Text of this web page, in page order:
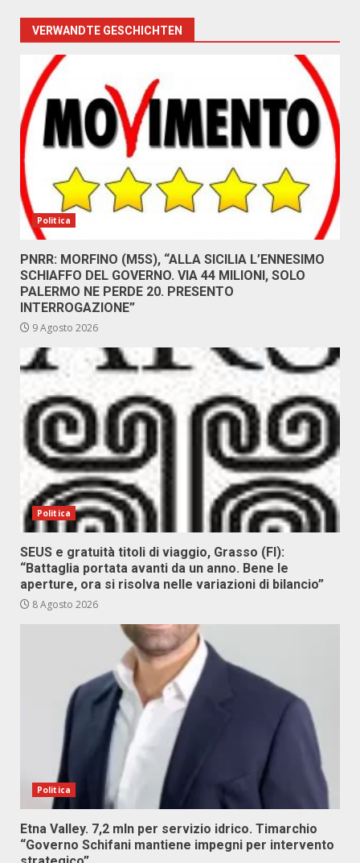
VERWANDTE GESCHICHTEN
Politica
PNRR: MORFINO (M5S), “ALLA SICILIA L’ENNESIMO
SCHIAFFO DEL GOVERNO. VIA 44 MILIONI, SOLO
PALERMO NE PERDE 20. PRESENTO
INTERROGAZIONE”
9 Agosto 2026
Politica
SEUS e gratuità titoli di viaggio, Grasso (FI):
“Battaglia portata avanti da un anno. Bene le
aperture, ora si risolva nelle variazioni di bilancio”
8 Agosto 2026
Politica
Etna Valley. 7,2 mln per servizio idrico. Timarchio
“Governo Schifani mantiene impegni per intervento